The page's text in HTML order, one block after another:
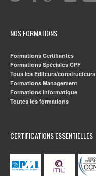
NOS FORMATIONS
Formations Certifiantes
Formations Spéciales CPF
Tous les Editeurs/constructeurs
Formations Management
Formations Informatique
Toutes les formations
CERTIFICATIONS ESSENTIELLES